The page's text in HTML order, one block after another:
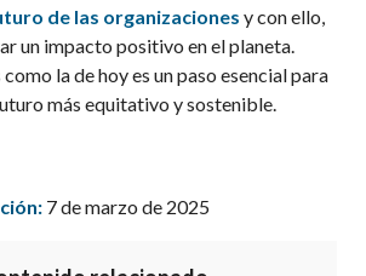
de las organizaciones y con ello,
un impacto positivo en el planeta.
la de hoy es un paso esencial para
más equitativo y sostenible.
7 de marzo de 2025